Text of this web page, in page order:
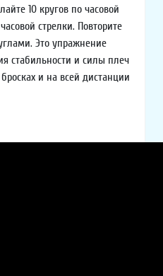
10 кругов по часовой
стрелки. Повторите
Это упражнение
стабильности и силы плеч
и на всей дистанции